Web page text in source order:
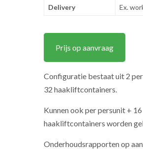
Delivery
Ex.
Prijs op aanvraag
Configuratie bestaat uit 2
32 haakliftcontainers.
Kunnen ook per persunit + 16
haakliftcontainers worden
Onderhoudsrapporten op